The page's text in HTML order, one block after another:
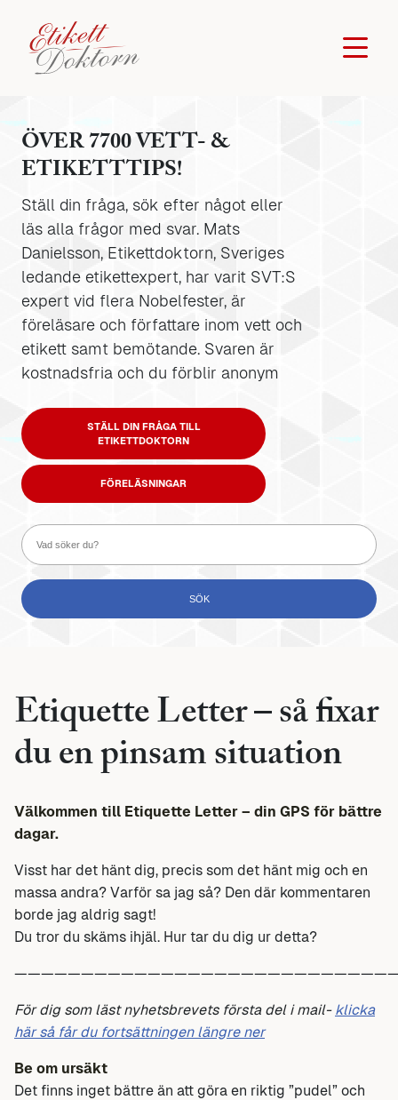
ÖVER 7700 VETT- &
ETIKETTTIPS!
Ställ din fråga, sök efter något eller
läs alla frågor med svar. Mats
Danielsson, Etikettdoktorn, Sveriges
ledande etikettexpert, har varit SVT:S
expert vid flera Nobelfester, är
föreläsare och författare inom vett och
etikett samt bemötande. Svaren är
kostnadsfria och du förblir anonym
STÄLL DIN FRÅGA TILL
ETIKETTDOKTORN
FÖRELÄSNINGAR
Etiquette Letter – så fixar
du en pinsam situation
Välkommen till Etiquette Letter – din GPS för bättre
dagar.
Visst har det hänt dig, precis som det hänt mig och en
massa andra? Varför sa jag så? Den där kommentaren
borde jag aldrig sagt!
Du tror du skäms ihjäl. Hur tar du dig ur detta?
För dig som läst nyhetsbrevets första del i mail- klicka
här så får du fortsättningen längre ner
Be om ursäkt
Det finns inget bättre än att göra en riktig ”pudel” och